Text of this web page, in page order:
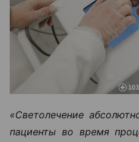
«Светолечение
пациенты во время